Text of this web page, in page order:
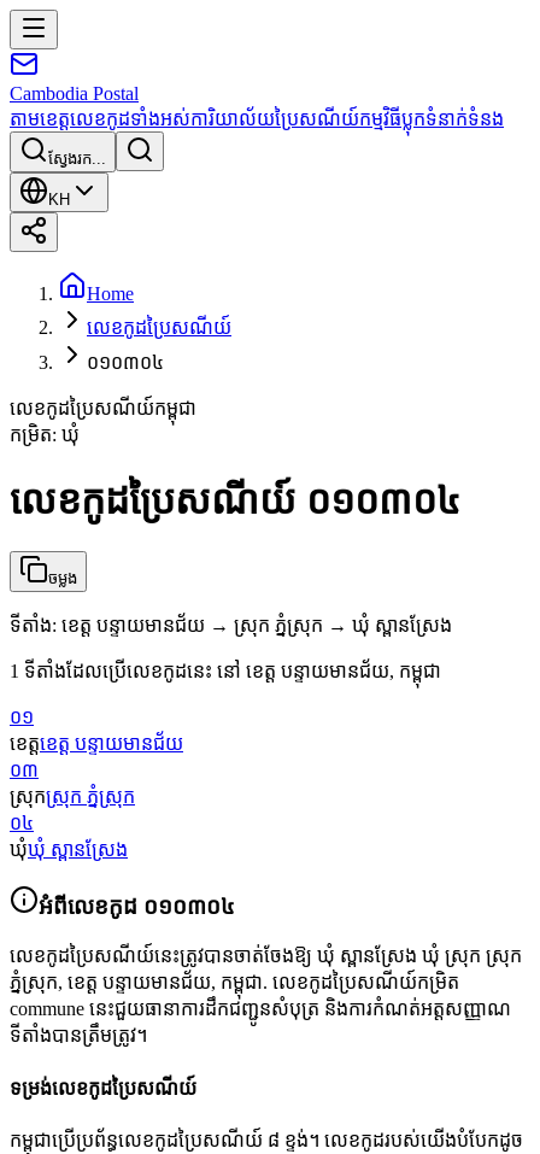
Cambodia Postal
តាមខេត្តលេខកូដទាំងអស់ការិយាល័យប្រៃសណីយ៍កម្មវិធីប្លុកទំនាក់ទំនង
ស្វែងរក...
KH
Home
លេខកូដប្រៃសណីយ៍
០១០៣០៤
លេខកូដប្រៃសណីយ៍កម្ពុជា
កម្រិត: ឃុំ
លេខកូដប្រៃសណីយ៍ ០១០៣០៤
ចម្លង
ទីតាំង: ខេត្ត បន្ទាយមានជ័យ → ស្រុក ភ្នំស្រុក → ឃុំ ស្ពានស្រែង
1 ទីតាំងដែលប្រើលេខកូដនេះ នៅ ខេត្ត បន្ទាយមានជ័យ, កម្ពុជា
០១
ខេត្តខេត្ត បន្ទាយមានជ័យ
០៣
ស្រុកស្រុក ភ្នំស្រុក
០៤
ឃុំឃុំ ស្ពានស្រែង
អំពីលេខកូដ ០១០៣០៤
លេខកូដប្រៃសណីយ៍នេះត្រូវបានចាត់ចែងឱ្យ ឃុំ ស្ពានស្រែង ឃុំ ស្រុក ស្រុក
ភ្នំស្រុក, ខេត្ត បន្ទាយមានជ័យ, កម្ពុជា. លេខកូដប្រៃសណីយ៍កម្រិត
commune នេះជួយធានាការដឹកជញ្ជូនសំបុត្រ និងការកំណត់អត្តសញ្ញាណ
ទីតាំងបានត្រឹមត្រូវ។
ទម្រង់លេខកូដប្រៃសណីយ៍
កម្ពុជាប្រើប្រព័ន្ធលេខកូដប្រៃសណីយ៍ ៨ ខ្ទង់។ លេខកូដរបស់យើងបំបែកដូច